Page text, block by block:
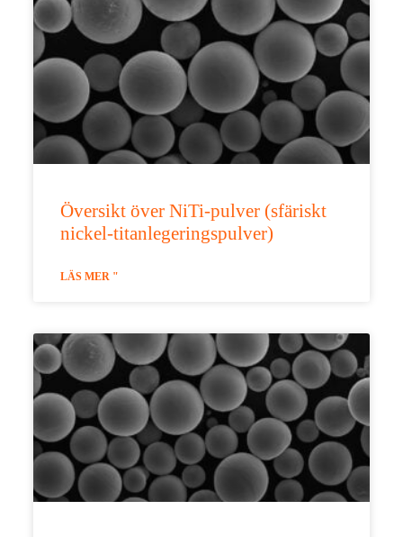
Översikt över NiTi-pulver (sfäriskt
nickel-titanlegeringspulver)
LÄS MER "